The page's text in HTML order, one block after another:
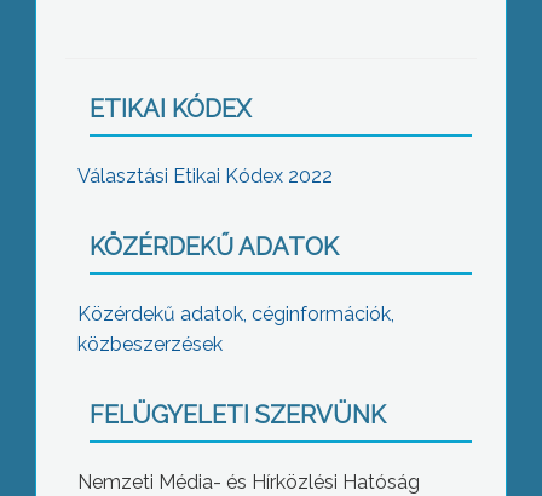
ETIKAI KÓDEX
Választási Etikai Kódex 2022
KÖZÉRDEKŰ ADATOK
Közérdekű adatok, céginformációk,
közbeszerzések
FELÜGYELETI SZERVÜNK
Nemzeti Média- és Hírközlési Hatóság